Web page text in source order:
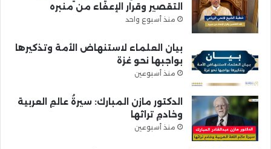
التقصير وقرار الإعفاء من منبره
منذ أسبوع واحد
بيان العلماء لاستنهاض الأمة وتذكيرها
بواجبها نحو غزة
منذ أسبوعين
الدكتور مازن المبارك: سيرةُ عالمِ العربية
وخادمِ تراثها
منذ أسبوعين